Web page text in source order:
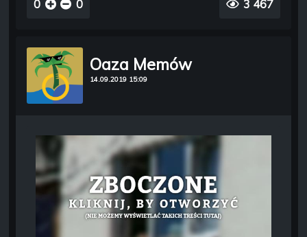
0 0 3 467
Oaza Memów
14.09.2019 15:09